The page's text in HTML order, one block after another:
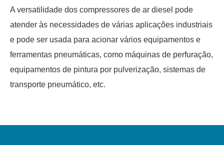
A versatilidade dos compressores de ar diesel pode
atender às necessidades de várias aplicações industriais
e pode ser usada para acionar vários equipamentos e
ferramentas pneumáticas, como máquinas de perfuração,
equipamentos de pintura por pulverização, sistemas de
transporte pneumático, etc.